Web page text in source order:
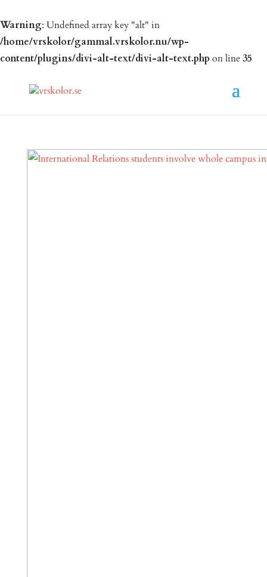
Warning: Undefined array key "alt" in
/home/vrskolor/gammal.vrskolor.nu/wp-
content/plugins/divi-alt-text/divi-alt-text.php on line35